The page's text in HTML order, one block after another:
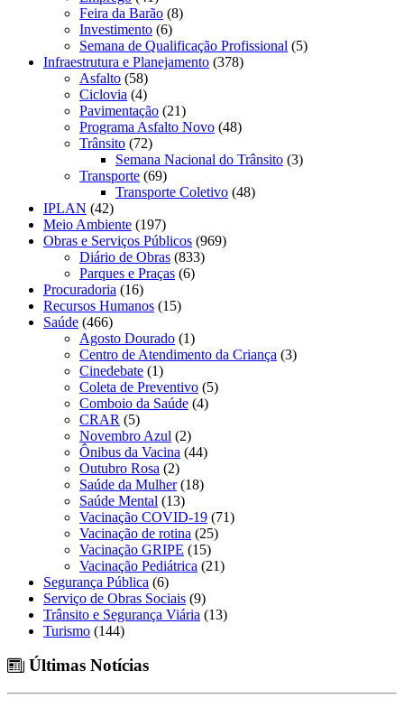
Feira da Barão (8)
Investimento (6)
Semana de Qualificação Profissional (5)
Infraestrutura e Planejamento (378)
Asfalto (58)
Ciclovia (4)
Pavimentação (21)
Programa Asfalto Novo (48)
Trânsito (72)
Semana Nacional do Trânsito (3)
Transporte (69)
Transporte Coletivo (48)
IPLAN (42)
Meio Ambiente (197)
Obras e Serviços Públicos (969)
Diário de Obras (833)
Parques e Praças (6)
Procuradoria (16)
Recursos Humanos (15)
Saúde (466)
Agosto Dourado (1)
Centro de Atendimento da Criança (3)
Cinedebate (1)
Coleta de Preventivo (5)
Comboio da Saúde (4)
CRAR (5)
Novembro Azul (2)
Ônibus da Vacina (44)
Outubro Rosa (2)
Saúde da Mulher(18)
Saúde Mental (13)
Vacinação COVID-19 (71)
Vacinação de rotina (25)
Vacinação GRIPE (15)
Vacinação Pediátrica (21)
Segurança Pública (6)
Serviço de Obras Sociais (9)
Trânsito e Segurança Viária (13)
Turismo (144)
Últimas Notícias